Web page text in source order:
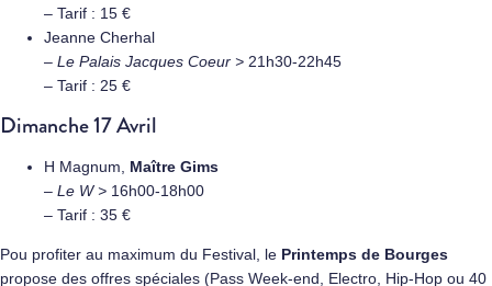
– Tarif : 15 €
Jeanne Cherhal
– Le Palais Jacques Coeur > 21h30-22h45
– Tarif : 25 €
Dimanche 17 Avril
H Magnum, Maître Gims
– Le W > 16h00-18h00
– Tarif : 35 €
Pou profiter au maximum du Festival, le Printemps de Bourges
propose des offres spéciales (Pass Week-end, Electro, Hip-Hop ou 40